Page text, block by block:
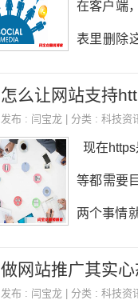
在客户端
表里删除
age数据
怎么让网站支持
发布 : 闫宝龙 | 分类 : 科技资
现在
等都需要
两个事情
有收费的
做网站推广其实
发布 : 闫宝龙 | 分类 : 科技资